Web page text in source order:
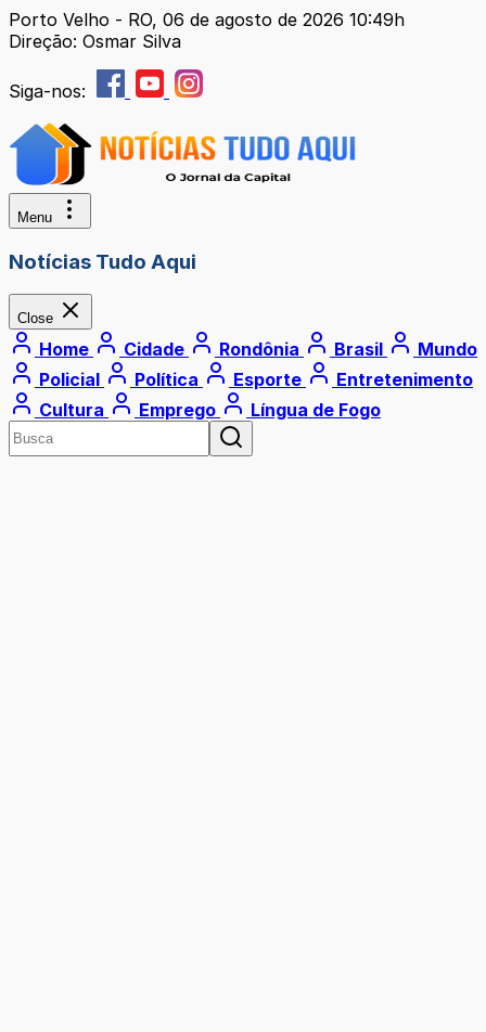
Porto Velho - RO, 06 de agosto de 2026 10:49h
Direção: Osmar Silva
Siga-nos:
Menu
Notícias Tudo Aqui
Close
Home Cidade Rondônia Brasil
Mundo
Policial
Política Esporte
Entretenimento
Cultura
Emprego Língua de Fogo